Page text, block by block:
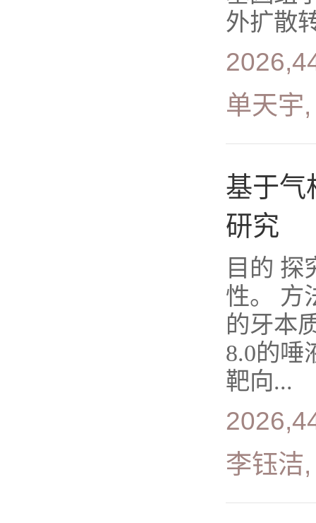
外扩散
单天宇
基于气
研究
目的 探
性。 方
的牙本
8.0的唾
靶向...
李钰洁